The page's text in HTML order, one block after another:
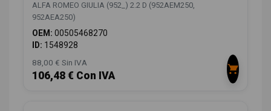
ALFA ROMEO GIULIA (952_) 2.2 D (952AEM250,
952AEA250)
OEM: 00505468270
ID: 1548928
88,00 € Sin IVA
106,48 € Con IVA